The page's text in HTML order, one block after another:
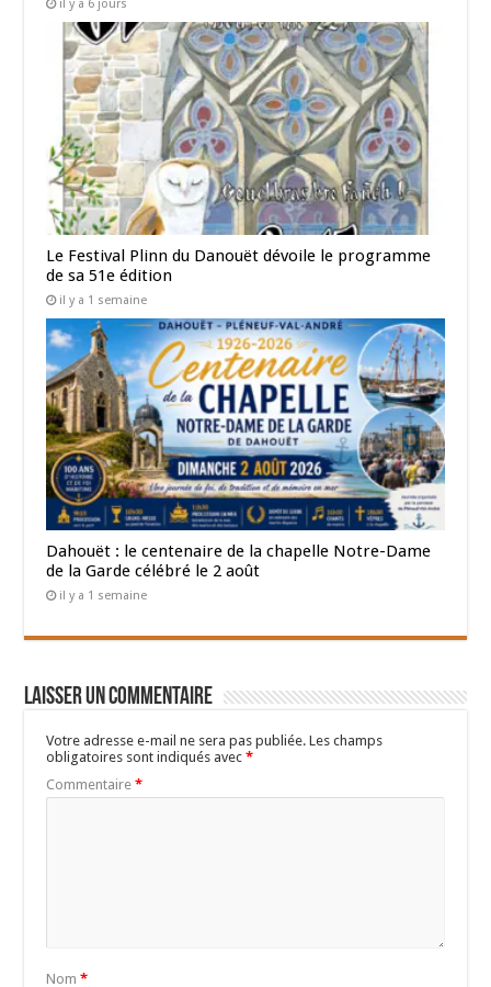
il y a 6 jours
Le Festival Plinn du Danouët dévoile le programme
de sa 51e édition
il y a 1 semaine
Dahouët : le centenaire de la chapelle Notre-Dame
de la Garde célébré le 2 août
il y a 1 semaine
Laisser un commentaire
Votre adresse e-mail ne sera pas publiée. Les champs
obligatoires sont indiqués avec*
Commentaire*
Nom*